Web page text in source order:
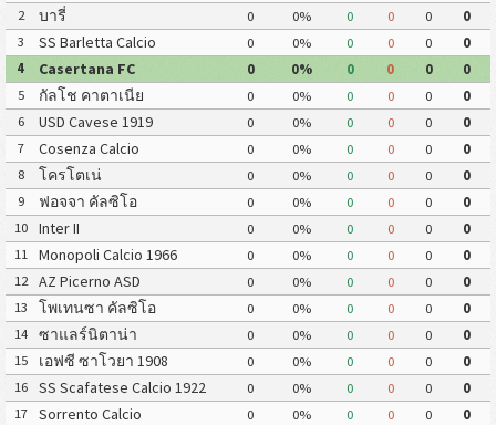
2
บารี่ 0 0% 0 0 0
0
3
SS Barletta Calcio 0 0% 0 0 0
0
4
Casertana FC 0 0% 0 0 0
0
5
กัลโช คาตาเนีย 0 0% 0 0 0
0
6
USD Cavese 1919 0 0% 0 0 0
0
7
Cosenza Calcio 0 0% 0 0 0
0
8
โครโตเน่ 0 0% 0 0 0
0
9
ฟอจจา คัลซิโอ 0 0% 0 0 0
0
10
Inter II 0 0% 0 0 0
0
11
Monopoli Calcio 1966 0 0% 0 0 0
0
12
AZ Picerno ASD 0 0% 0 0 0
0
13
โพเทนซา คัลซิโอ 0 0% 0 0 0
0
14
ซาแลร์นิตาน่า 0 0% 0 0 0
0
15
เอฟซี ซาโวยา 1908 0 0% 0 0 0
0
16
SS Scafatese Calcio 1922 0 0% 0 0 0
0
17
Sorrento Calcio 0 0% 0 0 0
0